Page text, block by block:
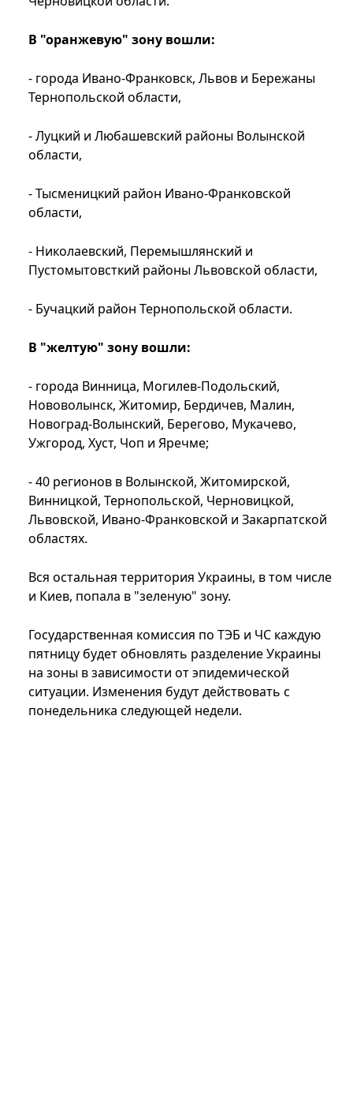
В "оранжевую" зону вошли:
- города Ивано-Франковск, Львов и Бережаны
Тернопольской области,
- Луцкий и Любашевский районы Волынской
области,
- Тысменицкий район Ивано-Франковской
области,
- Николаевский, Перемышлянский и
Пустомытовсткий районы Львовской области,
- Бучацкий район Тернопольской области.
В "желтую" зону вошли:
- города Винница, Могилев-Подольский,
Нововолынск, Житомир, Бердичев, Малин,
Новоград-Волынский, Берегово, Мукачево,
Ужгород, Хуст, Чоп и Яречме;
- 40 регионов в Волынской, Житомирской,
Винницкой, Тернопольской, Черновицкой,
Львовской, Ивано-Франковской и Закарпатской
областях.
Вся остальная территория Украины, в том числе
и Киев, попала в "зеленую" зону.
Государственная комиссия по ТЭБ и ЧС каждую
пятницу будет обновлять разделение Украины
на зоны в зависимости от эпидемической
ситуации. Изменения будут действовать с
понедельника следующей недели.